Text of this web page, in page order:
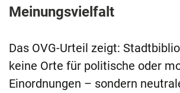
Meinungsvielfalt
Das OVG-Urteil zeigt:
keine Orte für politische oder
Einordnungen – sondern